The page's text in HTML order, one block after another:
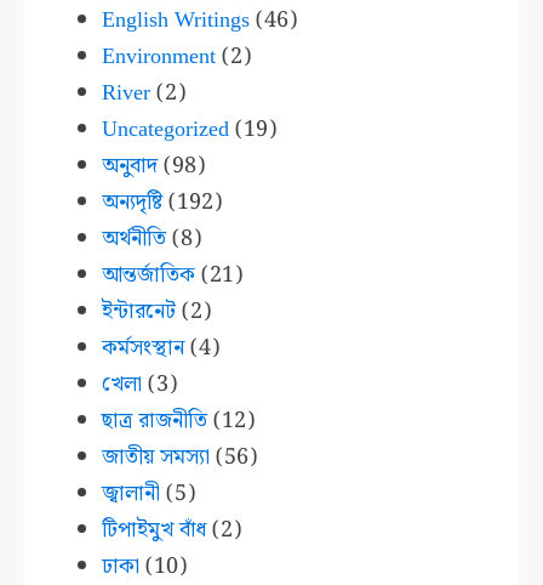
English Writings(46)
Environment(2)
River(2)
Uncategorized(19)
অনুবাদ(98)
অন্যদৃষ্টি(192)
অর্থনীতি(8)
আন্তর্জাতিক(21)
ইন্টারনেট(2)
কর্মসংস্থান(4)
খেলা (3)
ছাত্র রাজনীতি(12)
জাতীয় সমস্যা (56)
জ্বালানী (5)
টিপাইমুখ বাঁধ(2)
ঢাকা (10)